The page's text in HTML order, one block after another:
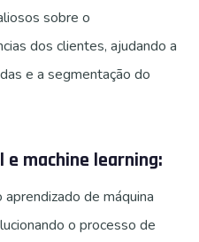
sobre o
dos clientes, ajudando a
e a segmentação do
machine learning:
aprendizado de máquina
o processo de